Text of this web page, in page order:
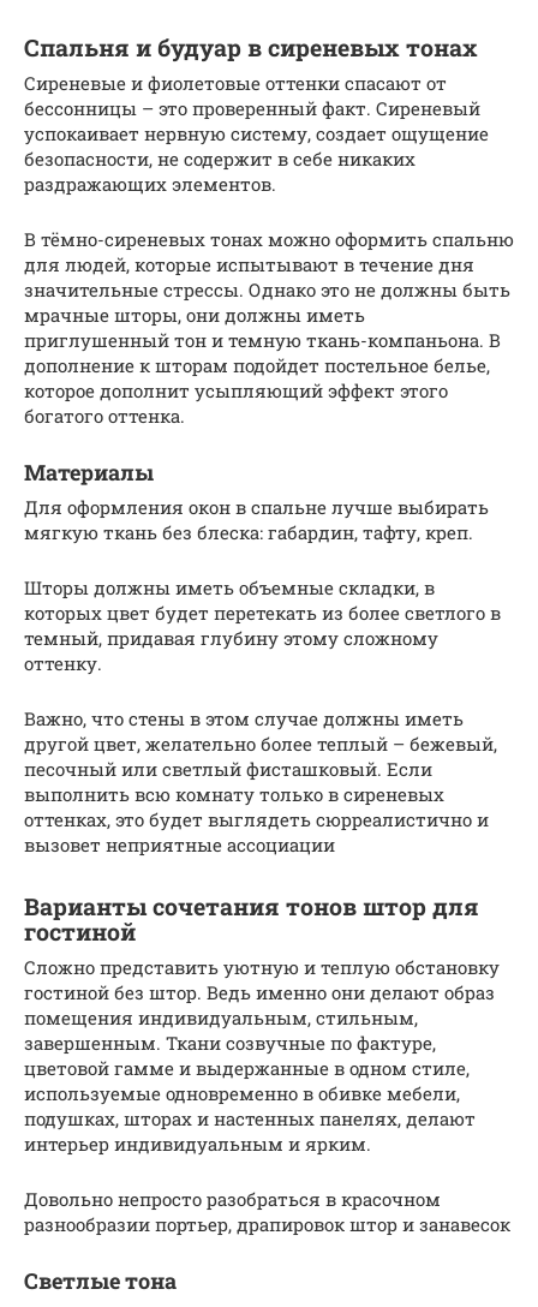
Спальня и будуар в сиреневых тонах
Сиреневые и фиолетовые оттенки спасают от
бессонницы – это проверенный факт. Сиреневый
успокаивает нервную систему, создает ощущение
безопасности, не содержит в себе никаких
раздражающих элементов.
В тёмно-сиреневых тонах можно оформить спальню
для людей, которые испытывают в течение дня
значительные стрессы. Однако это не должны быть
мрачные шторы, они должны иметь
приглушенный тон и темную ткань-компаньона. В
дополнение к шторам подойдет постельное белье,
которое дополнит усыпляющий эффект этого
богатого оттенка.
Материалы
Для оформления окон в спальне лучше выбирать
мягкую ткань без блеска: габардин, тафту, креп.
Шторы должны иметь объемные складки, в
которых цвет будет перетекать из более светлого в
темный, придавая глубину этому сложному
оттенку.
Важно, что стены в этом случае должны иметь
другой цвет, желательно более теплый – бежевый,
песочный или светлый фисташковый. Если
выполнить всю комнату только в сиреневых
оттенках, это будет выглядеть сюрреалистично и
вызовет неприятные ассоциации
Варианты сочетания тонов штор для
гостиной
Сложно представить уютную и теплую обстановку
гостиной без штор. Ведь именно они делают образ
помещения индивидуальным, стильным,
завершенным. Ткани созвучные по фактуре,
цветовой гамме и выдержанные в одном стиле,
используемые одновременно в обивке мебели,
подушках, шторах и настенных панелях, делают
интерьер индивидуальным и ярким.
Довольно непросто разобраться в красочном
разнообразии портьер, драпировок штор и занавесок
Светлые тона